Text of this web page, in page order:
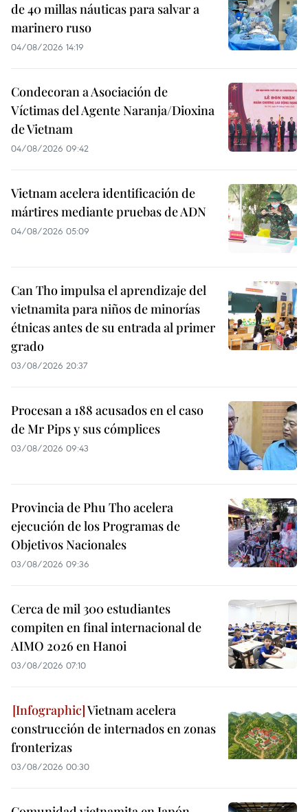
de 40 millas náuticas para salvar a
marinero ruso
04/08/2026 14:19
Condecoran a Asociación de
Víctimas del Agente Naranja/Dioxina
de Vietnam
04/08/2026 09:42
Vietnam acelera identificación de
mártires mediante pruebas de ADN
04/08/2026 05:09
Can Tho impulsa el aprendizaje del
vietnamita para niños de minorías
étnicas antes de su entrada al primer
grado
03/08/2026 20:37
Procesan a 188 acusados en el caso
de Mr Pips y sus cómplices
03/08/2026 09:43
Provincia de Phu Tho acelera
ejecución de los Programas de
Objetivos Nacionales
03/08/2026 09:36
Cerca de mil 300 estudiantes
compiten en final internacional de
AIMO 2026 en Hanoi
03/08/2026 07:10
Vietnam acelera
construcción de internados en zonas
fronterizas
03/08/2026 00:30